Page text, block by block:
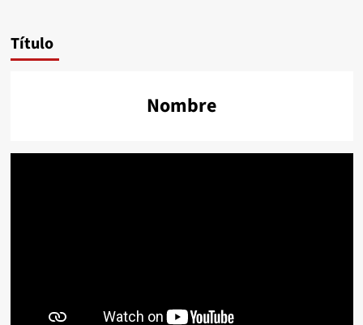
Título
Nombre